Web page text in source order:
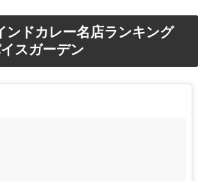
ンドカレー名店ランキング
スガーデン